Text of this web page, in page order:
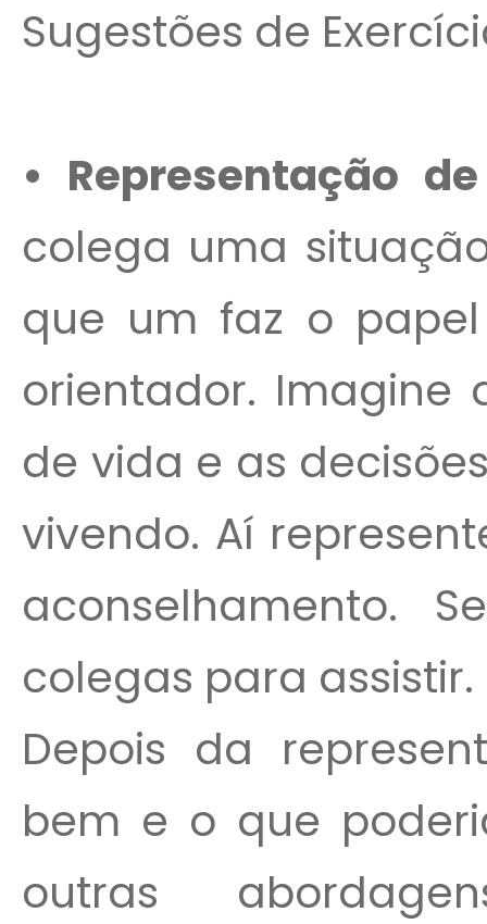
Sugestões de
• Representação
colega uma
que um faz o
orientador. Imagine
de vida e as
vivendo. Aí
aconselhamento.
colegas para assistir.
Depois da
bem e o que
outras